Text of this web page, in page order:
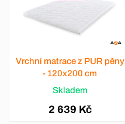
Vrchní matrace z PUR pěny
- 120x200 cm
Skladem
2 639 Kč